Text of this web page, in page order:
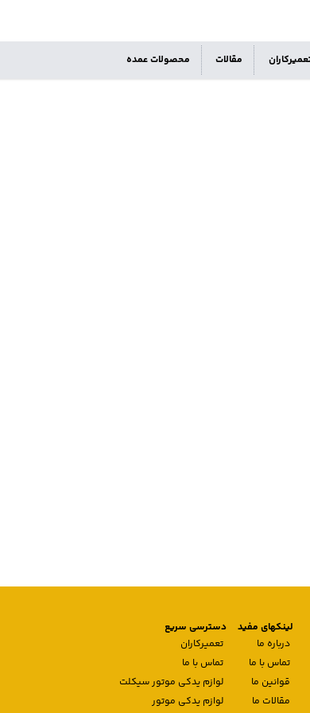
مقالات محصولات عمده
لینکهای مفید
درباره ما
تماس با ما
قوانین ما
مقالات ما
دسترسی سریع
تعمیرکاران
تماس با ما
لوازم یدکی موتور سیکلت
لوازم یدکی موتور